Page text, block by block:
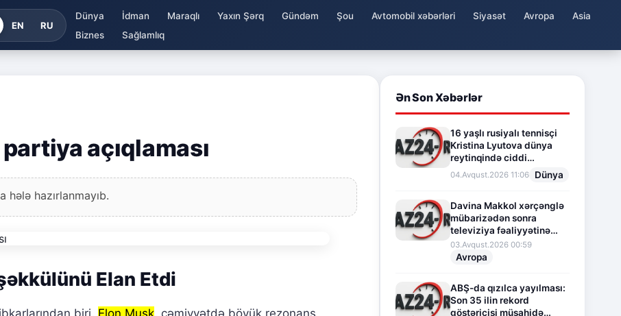
EN RU
Dünya İdman Maraqlı Yaxın Şərq Gündəm Şou Avtomobil xəbərləri Siyasət Avropa
Asia
Biznes
Sağlamlıq
açıqlaması
hələ hazırlanmayıb.
Elan Etdi
Ən Son Xəbərlər
16 yaşlı rusiyalı tennisçi
Kristina Lyutova dünya
reytinqində ciddi
irəliləyişə imza atdı
04.Avqust.2026 11:06 Dünya
Davina Makkol xərçənglə
mübarizədən sonra
televiziya fəaliyyətinə
fasilə verir
03.Avqust.2026 00:59
Avropa
ABŞ-da qızılca yayılması:
Son 35 ilin rekord
göstəricisi müşahidə